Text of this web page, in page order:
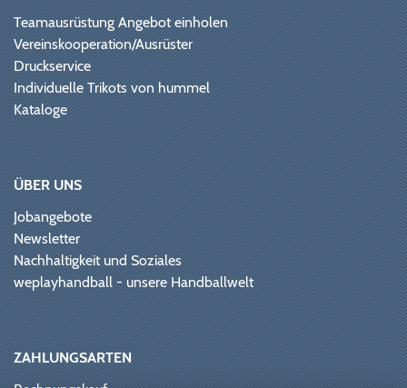
Teamausrüstung Angebot einholen
Vereinskooperation/Ausrüster
Druckservice
Individuelle Trikots von hummel
Kataloge
ÜBER UNS
Jobangebote
Newsletter
Nachhaltigkeit und Soziales
weplayhandball - unsere Handballwelt
ZAHLUNGSARTEN